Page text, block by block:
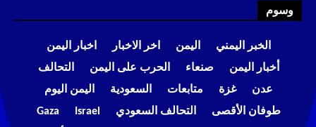
وسوم
الخبر اليمني اليمن اخر الاخبار
اخبار اليمن
أخبار اليمن
صنعاء الحرب على اليمن
التحالف
عدن
غزة متابعات السعودية
اليمن اليوم
طوفان الأقصى
التحالف السعودي Israel
Gaza